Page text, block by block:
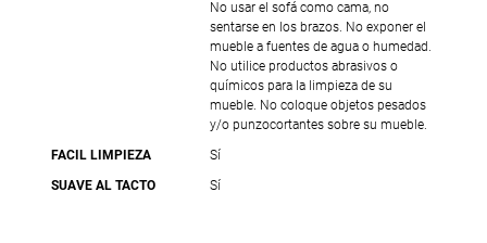
No usar el sofá como cama, no
sentarse en los brazos. No exponer el
mueble a fuentes de agua o humedad.
No utilice productos abrasivos o
químicos para la limpieza de su
mueble. No coloque objetos pesados
y/o punzocortantes sobre su mueble.
FACIL LIMPIEZA
Sí
SUAVE AL TACTO
Sí